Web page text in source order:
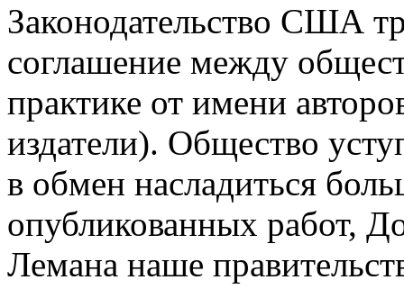
Законодательство США
соглашение между
практике от имени
издатели). Общество
в обмен насладиться
опубликованных работ,
Лемана наше